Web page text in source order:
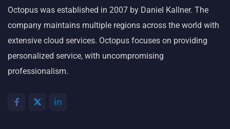
Octopus was established in 2007 by Daniel Kallner. The
company maintains multiple regions across the world with
extensive cloud services. Octopus focuses on providing
personalized service, with uncompromising
professionalism.